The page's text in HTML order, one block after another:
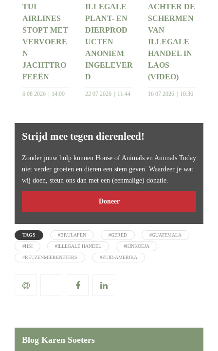
TUI
AIRLINES
STOPT MET
VERVOERE
N
JACHTTRO
FEEËN
6 08 2026 14:09
ILLEGALE
PLANT- EN
DIERPROD
UCTEN
ANONIEM
INGELEVER
D
22 07 2026 11:44
ACHTER DE
SCHERMEN
VAN
ILLEGALE
HANDEL IN
LAOS
(VIDEO)
16 07 2026 10:36
Strijd mee tegen dierenleed!
Zonder jouw hulp kunnen House of Animals en Animals Today
niet verder groeien en dieren een stem geven. Waardeer je wat
wij doen, steun ons dan met een (eenmalige) donatie.
Doneer
TAGS #BRULAPEN #GERED #GUATEMALA
#HSI #ILLEGALE HANDEL #KINKOEJA
#REUZENMIERENETERS #ZUID-AMERIKA
Blog Karen Soeters